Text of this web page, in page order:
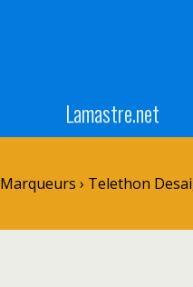
Lamastre.net
Marqueurs › Telethon